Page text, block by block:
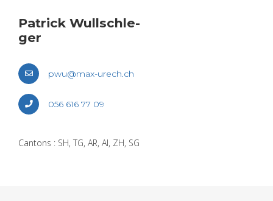
Patrick Wull­schle­
ger
pwu@​max-​urech.​ch
056 616 77 09
Can­tons : SH, TG, AR, AI, ZH, SG